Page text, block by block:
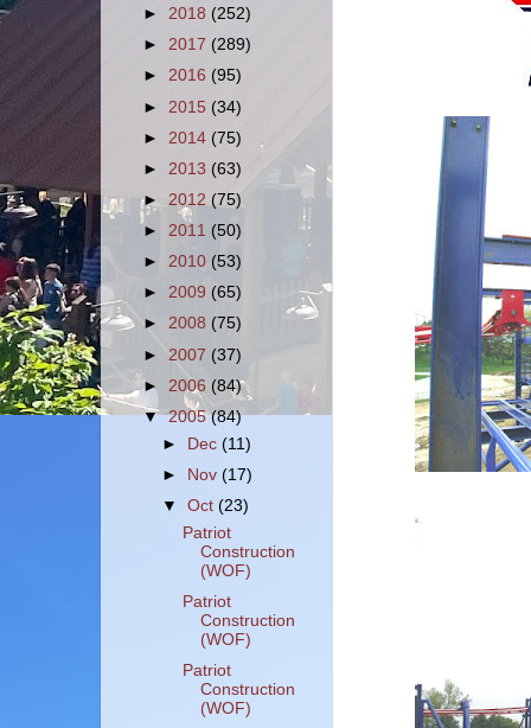
► 2018 (252)
► 2017 (289)
► 2016 (95)
► 2015 (34)
► 2014 (75)
► 2013 (63)
► 2012 (75)
► 2011 (50)
► 2010 (53)
► 2009 (65)
► 2008 (75)
► 2007 (37)
► 2006 (84)
▼2005(84)
► Dec(11)
► Nov(17)
▼Oct(23)
Patriot
Construction
(WOF)
Patriot
Construction
(WOF)
Patriot
Construction
(WOF)